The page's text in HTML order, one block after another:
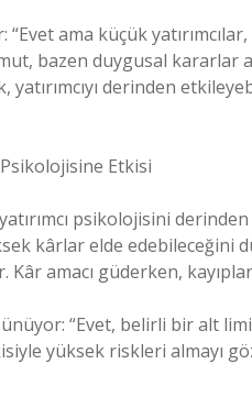
ama küçük
bazen duygusal kararlar
yatırımcıyı derinden
Psikolojisine Etkisi
psikolojisini
kârlar elde
amacı güderken,
“Evet, belirli bir alt
yüksek riskleri almayı